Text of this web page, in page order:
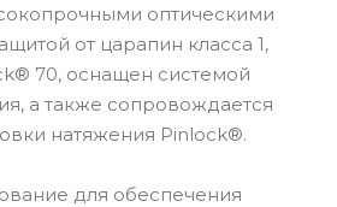
оптическими
от царапин класса 1,
70, оснащен системой
а также сопровождается
натяжения Pinlock®.
для обеспечения